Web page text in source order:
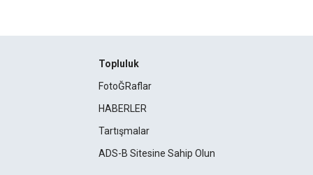
Topluluk
FotoĞRaflar
HABERLER
Tartışmalar
ADS-B Sitesine Sahip Olun